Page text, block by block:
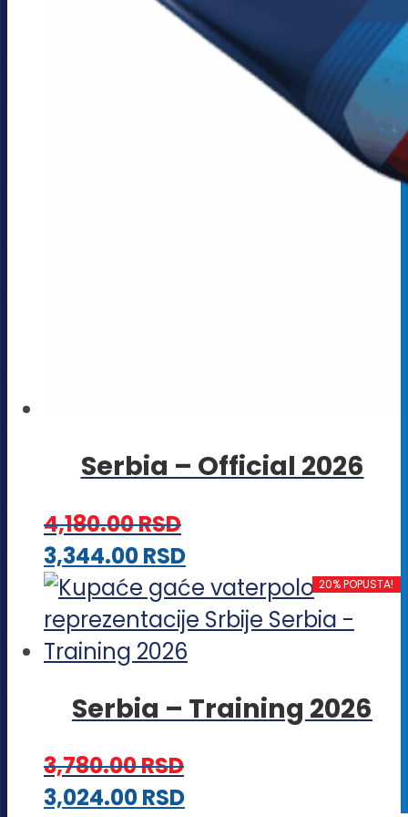
Serbia – Official 2026
4,180.00RSD
3,344.00RSDOvaj
proizvod
ima
više
Opcije
20% POPUSTA!
Serbia – Training 2026
3,780.00RSD
3,024.00RSDOvaj